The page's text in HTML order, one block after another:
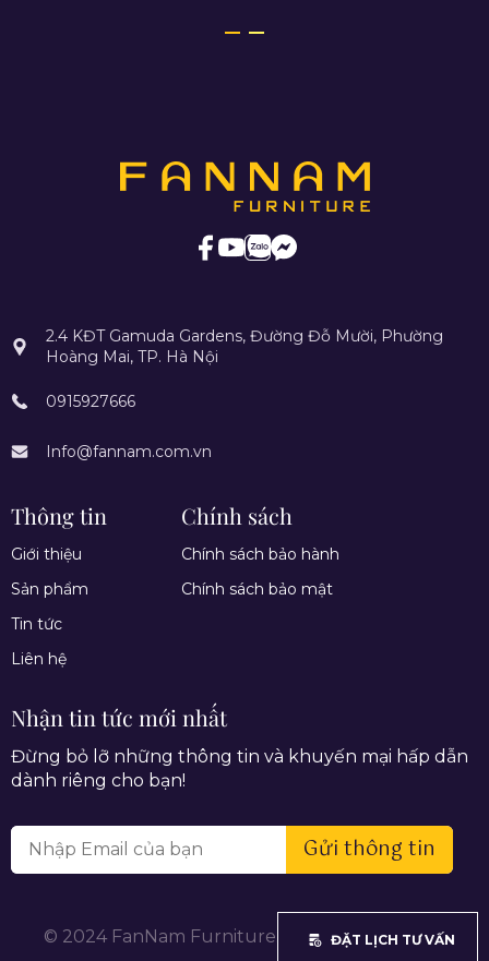
2.4 KĐT Gamuda Gardens, Đường Đỗ Mười, Phường
Hoàng Mai, TP. Hà Nội
0915927666
Info@fannam.com.vn
Thông tin
Giới thiệu
Sản phẩm
Tin tức
Liên hệ
Chính sách
Chính sách bảo hành
Chính sách bảo mật
Nhận tin tức mới nhất
Đừng bỏ lỡ những thông tin và khuyến mại hấp dẫn
dành riêng cho bạn!
Gửi thông tin
© 2024 FanNam Furniture. All rights reserved.
ĐẶT LỊCH TƯ VẤN